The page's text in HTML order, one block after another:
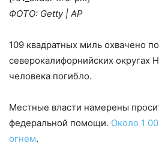
ФОТО: Getty | AP
109 квадратных миль охвачено
северокалифорнийских округах
человека погибло.
Местные власти намерены
федеральной помощи. Около 1
огнем.